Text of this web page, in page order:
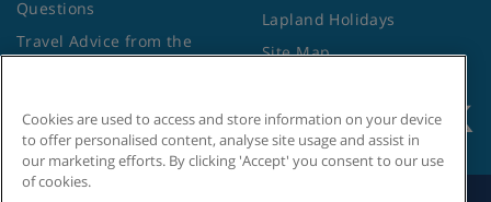
Questions
Travel Advice from the
Foreign Office
Lapland Holidays
Site Map
Cookies are used to access and store information on your device
to offer personalised content, analyse site usage and assist in
our marketing efforts. By clicking 'Accept' you consent to our use
of cookies.